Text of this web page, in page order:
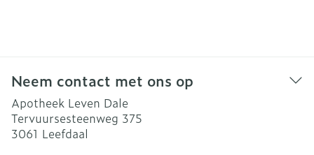
Neem contact met ons op
Apotheek Leven Dale
Tervuursesteenweg 375
3061 Leefdaal